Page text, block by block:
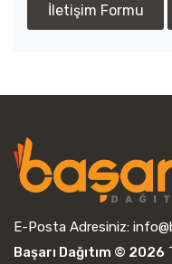
İletişim Formu
E-Posta Adresiniz:
Başarı Dağıtım © 2026